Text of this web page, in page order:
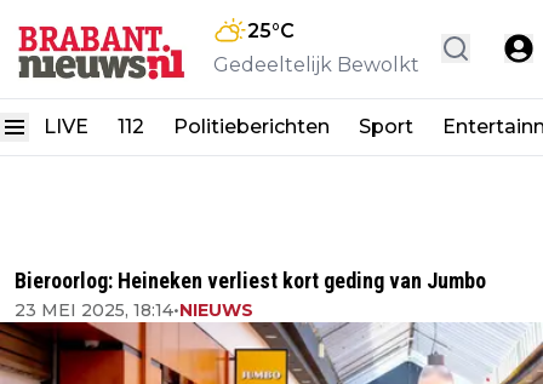
25°C
Gedeeltelijk Bewolkt
LIVE 112 Politieberichten Sport
Bieroorlog: Heineken verliest kort geding van Jumbo
23 MEI 2025, 18:14•NIEUWS